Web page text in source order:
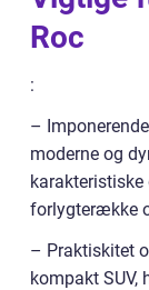
Roc
:
–
moderne og
karakteristiske
forlygterække
– Praktiskitet
kompakt SUV,